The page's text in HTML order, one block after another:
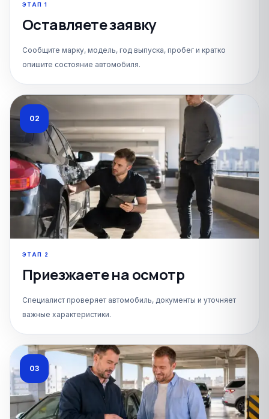
ЭТАП1
Оставляете заявку
Сообщите марку, модель, год выпуска, пробег и кратко
опишите состояние автомобиля.
02
ЭТАП 2
Приезжаете на осмотр
Специалист проверяет автомобиль, документы и уточняет
важные характеристики.
03
Телефон Обязательное поле
Сообщение Необязательное поле